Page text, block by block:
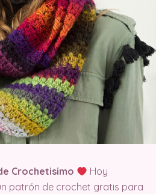
Crochetisimo
Hoy
patrón de crochet gratis para